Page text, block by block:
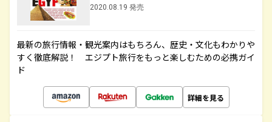
2020.08.19 発売
最新の旅行情報・観光案内はもちろん、歴史・文化もわかりや
すく徹底解説！ エジプト旅行をもっと楽しむための必携ガイ
ド
詳細を見る